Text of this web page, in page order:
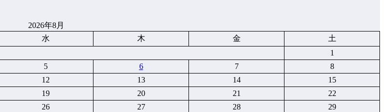
2026年8月
水 木 金
土
1
5 6 7
8
12 13 14
15
19 20 21
22
26 27 28
29